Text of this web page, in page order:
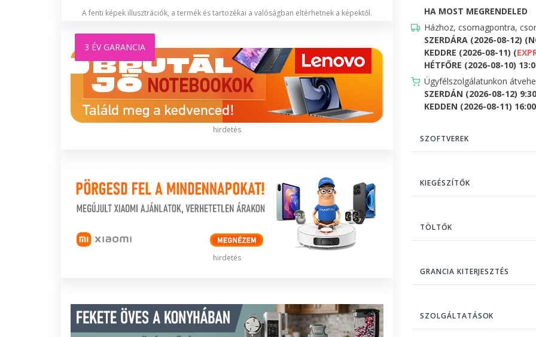
3 ÉV GARANCIA
A fenti képek illusztrációk, a termék és tartozékai a valóságban eltérhetnek a képektől.
hirdetés
hirdetés
HA MOST MEGRENDELED
Házhoz, csomagpontra,
SZERDÁRA (2026-08-12)
KEDDRE (2026-08-11) (
HÉTFŐRE (2026-08-10)
Ügyfélszolgálatunkon
SZERDÁN (2026-08-12)
KEDDEN (2026-08-11)
SZOFTVEREK
KIEGÉSZÍTŐK
TÖLTŐK
GRANCIA KITERJESZTÉS
SZOLGÁLTATÁSOK